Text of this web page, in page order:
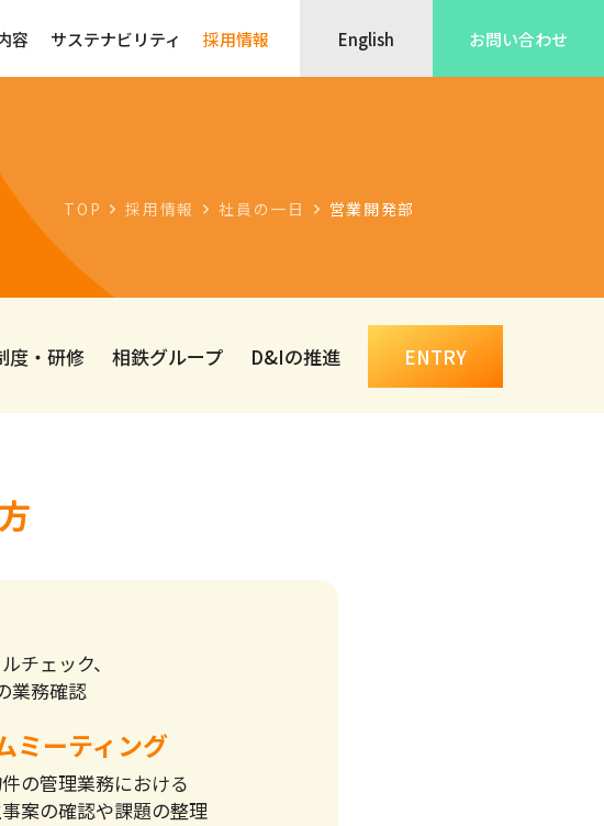
容 サステナビリティ 採用情報 English お問い合わせ
TOP 採用情報 社員の一日 営業開発部
度・研修 相鉄グループ D&Iの推進 ENTRY
チェック、
業務確認
ミーティング
の管理業務における
案の確認や課題の整理